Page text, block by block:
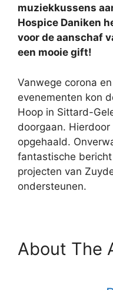
muziekkussens
Hospice Daniken
voor de aanschaf
een mooie gift!
Vanwege corona
evenementen kon
Hoop in Sittard-
doorgaan.
opgehaald.
fantastische
projecten van
ondersteunen.
About The